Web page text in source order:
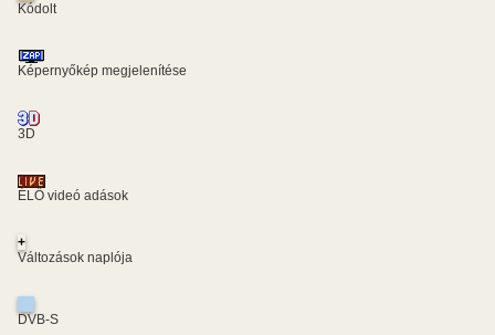
Kódolt
Képernyőkép megjelenítése
3D
ÉLŐ videó adások
+
Változások naplója
DVB-S